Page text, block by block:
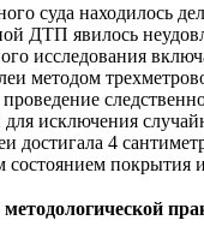
суда находилось
ДТП явилось
исследования
методом
для исключения
достигала 4
состоянием